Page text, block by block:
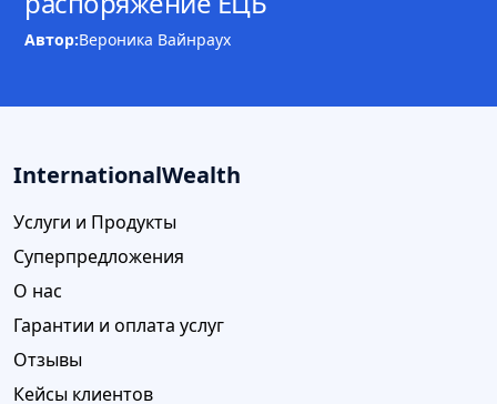
Автор:Вероника Вайнраух
InternationalWealth
Услуги и Продукты
Суперпредложения
О нас
Гарантии и оплата услуг
Отзывы
Кейсы клиентов